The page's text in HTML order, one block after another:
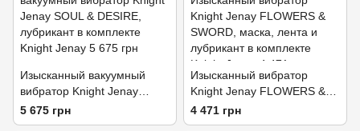
Изысканный вакуумный
вибратор Knight Jenay
SOUL & DESIRE, лубрикант
в комплекте
5 675 грн
Изысканный вибратор
Knight Jenay FLOWERS &
SWORD, маска, лента и
лубрикант в комплекте
4 471 грн